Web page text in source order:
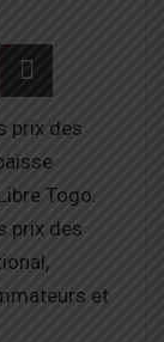
prix des
Togo.
prix des
et